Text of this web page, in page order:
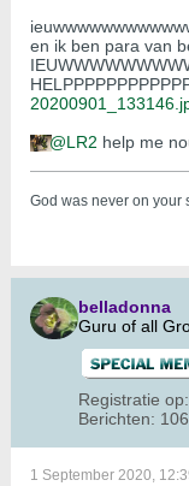
en ik ben para van
LR2 help me
God was never on your
belladonna
Guru of all
Registratie op:
Berichten:
1 September 2020,